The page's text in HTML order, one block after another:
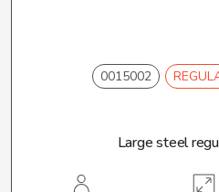
0015002
Large steel